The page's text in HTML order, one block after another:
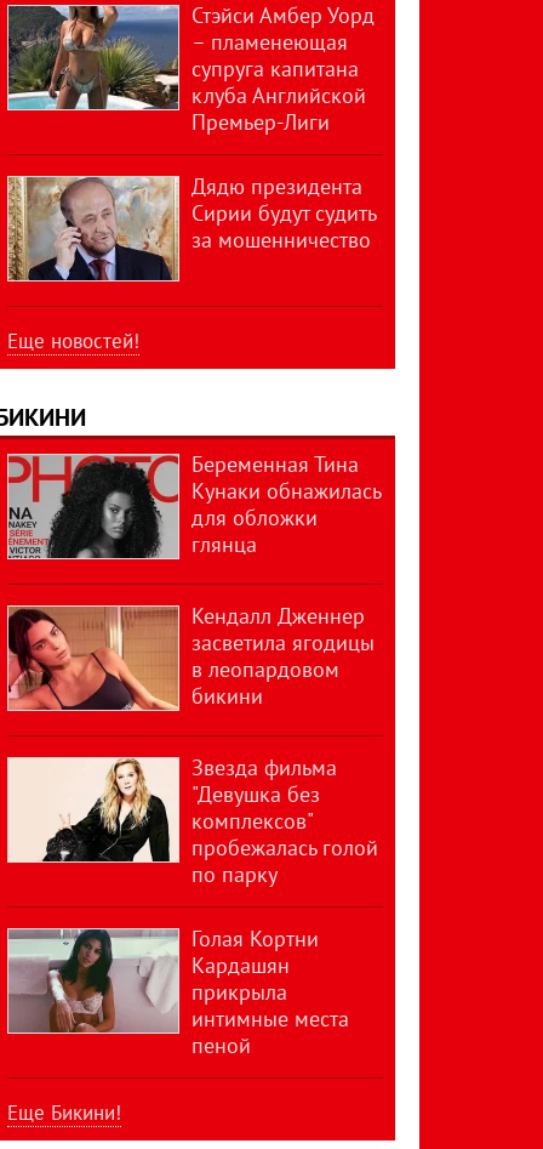
Стэйси Амбер Уорд
– пламенеющая
супруга капитана
клуба Английской
Премьер-Лиги
Дядю президента
Сирии будут судить
за мошенничество
Еще новостей!
Беременная Тина
Кунаки обнажилась
для обложки
глянца
Кендалл Дженнер
засветила ягодицы
в леопардовом
бикини
Звезда фильма
"Девушка без
комплексов"
пробежалась голой
по парку
Голая Кортни
Кардашян
прикрыла
интимные места
пеной
Еще Бикини!